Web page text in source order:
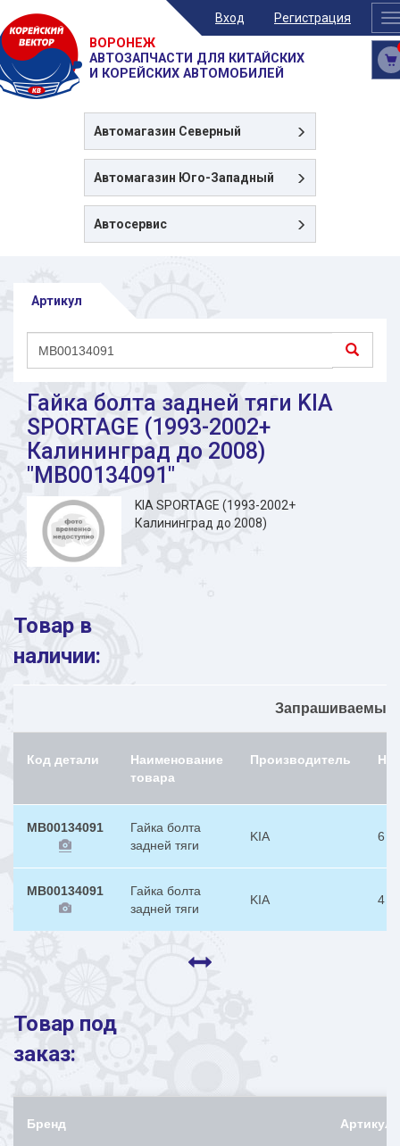
Вход Регистрация
ВОРОНЕЖ
АВТОЗАПЧАСТИ ДЛЯ КИТАЙСКИХ
И КОРЕЙСКИХ АВТОМОБИЛЕЙ
Автомагазин Северный
Автомагазин Юго-Западный
Автосервис
Артикул
Гайка болта задней тяги KIA
SPORTAGE (1993-2002+
Калининград до 2008)
"MB00134091"
KIA SPORTAGE (1993-2002+
Калининград до 2008)
Товар в
наличии:
Запрашиваемый
Код детали
Наименование
товара
Производитель
MB00134091
Гайка болта
задней тяги
KIA 6
MB00134091
Гайка болта
задней тяги
KIA 4
Товар под
заказ:
Бренд Артикул